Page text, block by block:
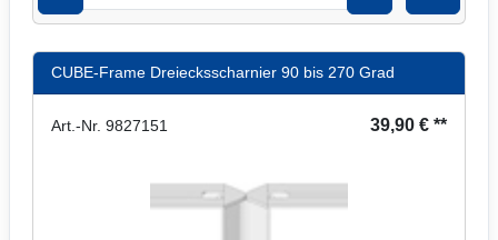
CUBE-Frame Dreiecksscharnier 90 bis 270 Grad
Art.-Nr. 9827151 39,90 € **